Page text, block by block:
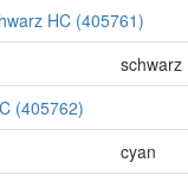
HC (405761)
schwarz
(405762)
cyan